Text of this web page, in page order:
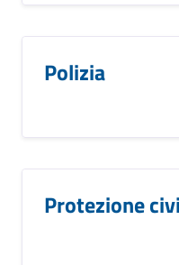
Polizia
Protezione